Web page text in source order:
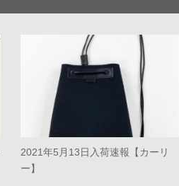
2021年5月13日入荷速報【カーリ
ー】